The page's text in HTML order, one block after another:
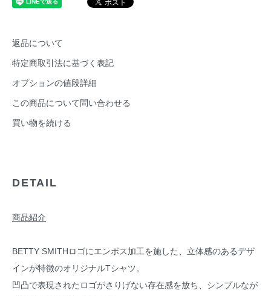
返品について
特定商取引法に基づく表記
オプションの値段詳細
この商品について問い合わせる
買い物を続ける
DETAIL
商品紹介
BETTY SMITHロゴにエンボス加工を施した、立体感のあるデザ
インが特徴のオリジナルTシャツ。
凹凸で表現されたロゴがさりげない存在感を放ち、シンプルなが